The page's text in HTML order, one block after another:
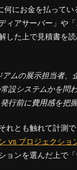
何にお金を払ってい
ィアサーバー」や
した上で見積書を
ムの展示担当者、
設システムかを問
行前に費用感を把握
れとも触れて計測
vs プロジェクショ
ョンを選んだ上で